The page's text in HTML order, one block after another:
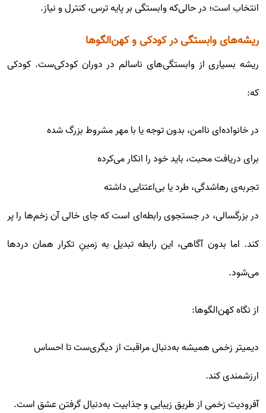
انتخاب است؛ در حالی‌که وابستگی بر پایه ترس، کنترل و نیاز.
ریشه‌های وابستگی در کودکی و کهن‌الگوها
ریشه بسیاری از وابستگی‌های ناسالم در دوران کودکی‌ست. کودکی
که:
در خانواده‌ای ناامن، بدون توجه یا با مهر مشروط بزرگ شده
برای دریافت محبت، باید خود را انکار می‌کرده
تجربه‌ی رهاشدگی، طرد یا بی‌اعتنایی داشته
در بزرگسالی، در جستجوی رابطه‌ای است که جای خالی آن زخم‌ها را پر
کند. اما بدون آگاهی، این رابطه تبدیل به زمینِ تکرار همان دردها
می‌شود.
از نگاه کهن‌الگوها:
دیمیتر زخمی همیشه به‌دنبال مراقبت از دیگری‌ست تا احساس
ارزشمندی کند.
آفرودیت زخمی از طریق زیبایی و جذابیت به‌دنبال گرفتن عشق است.